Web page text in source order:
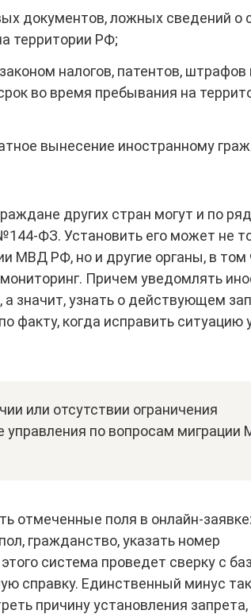
документов, ложных сведений о
территории РФ;
налогов, патентов, штрафов
во время пребывания на
вынесение иностранному
других стран могут и по
ФЗ. Установить его может не
МВД РФ, но и другие органы, в том
Причем уведомлять
значит, узнать о действующем
факту, когда исправить ситуацию
или отсутствии ограничения
управления по вопросам миграции
отмеченные поля в онлайн-заявке:
гражданство, указать номер
система проведет сверку с
справку. Единственный минус
причину установления